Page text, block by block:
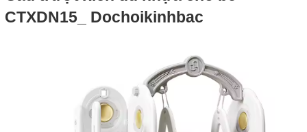
CTXDN15_ Dochoikinhbac